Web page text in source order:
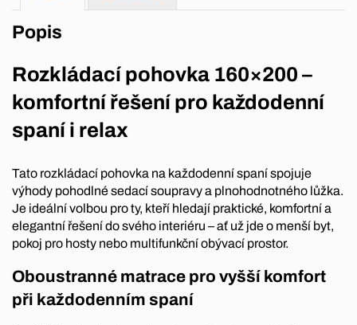
Popis
Rozkládací pohovka 160×200 –
komfortní řešení pro každodenní
spaní i relax
Tato rozkládací pohovka na každodenní spaní spojuje
výhody pohodlné sedací soupravy a plnohodnotného lůžka.
Je ideální volbou pro ty, kteří hledají praktické, komfortní a
elegantní řešení do svého interiéru – ať už jde o menší byt,
pokoj pro hosty nebo multifunkční obývací prostor.
Oboustranné matrace pro vyšší komfort
při každodenním spaní